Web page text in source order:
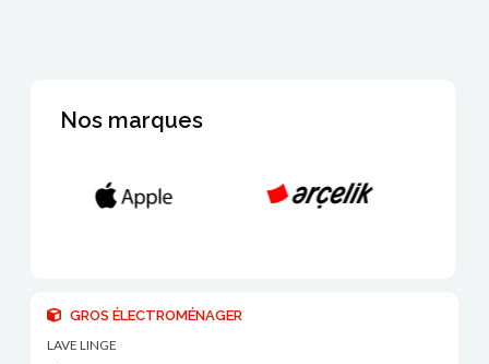
Nos marques
GROS ÉLECTROMÉNAGER
LAVE LINGE